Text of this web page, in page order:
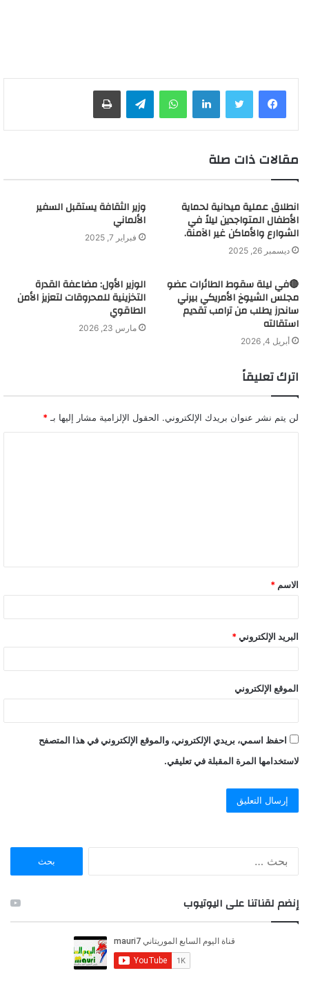
لينكدإن واتساب
مقالات ذات صلة
انطلاق عملية ميدانية لحماية
الأطفال المتواجدين ليلاً في
الشوارع والأماكن غير الآمنة.
ديسمبر 26, 2025
وزير الثقافة يستقبل السفير
الألماني
فبراير 7, 2025
🔴في ليلة سقوط الطائرات عضو
مجلس الشيوخ الأمريكي بيرني
ساندرز يطلب من ترامب تقديم
استقالته
أبريل 4, 2026
الوزير الأول: مضاعفة القدرة
التخزينية للمحروقات لتعزيز الأمن
الطاقوي
مارس 23, 2026
اترك تعليقاً
لن يتم نشر عنوان بريدك الإلكتروني. الحقول الإلزامية مشار إليها بـ *
ق
*
الاسم *
البريد الإلكتروني *
الموقع الإلكتروني
احفظ اسمي، بريدي الإلكتروني، والموقع الإلكتروني في هذا المتصفح
لاستخدامها المرة المقبلة في تعليقي.
ن
:
إنضم لقناتنا على اليوتيوب